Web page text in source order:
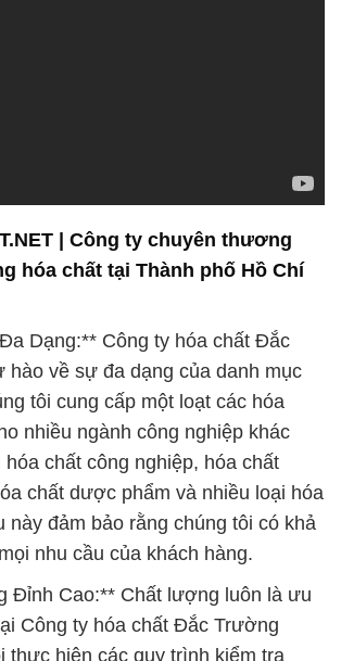
Dạng:** Công ty hóa chất Đắc
về sự đa dạng của danh mục
tôi cung cấp một loạt các hóa
nhiều ngành công nghiệp khác
hóa chất công nghiệp, hóa chất
chất dược phẩm và nhiều loại hóa
này đảm bảo rằng chúng tôi có khả
nhu cầu của khách hàng.
Đỉnh Cao:** Chất lượng luôn là ưu
Công ty hóa chất Đắc Trường
thực hiện các quy trình kiểm tra
ngặt để đảm bảo rằng mọi sản
cấp đều đáp ứng hoặc vượt qua
lượng cao nhất trong ngành.
nghĩa với việc bạn có thể tin tưởng